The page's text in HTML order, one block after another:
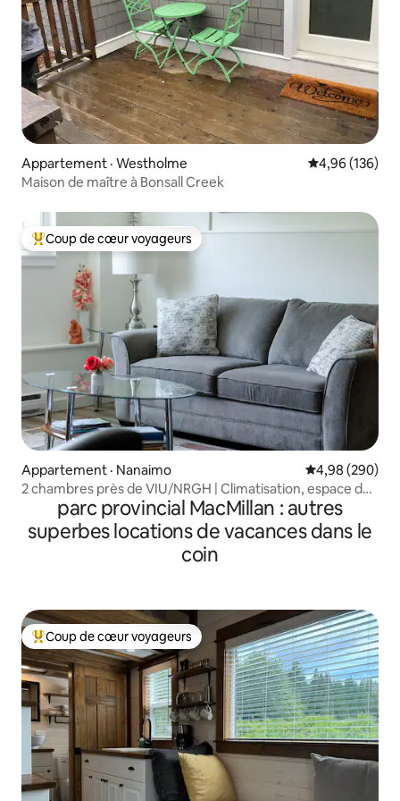
Appartement · Westholme Note
4,96 (136)
Maison de maître à Bonsall Creek
Coup de cœur voyageurs parmi les plus aimés
Coup de cœur voyageurs
Appartement · Nanaimo Note
4,98 (290)
2 chambres près de VIU/NRGH | Climatisation, espace de
travail, cuisine
parc provincial MacMillan : autres
superbes locations de vacances dans le
coin
Coup de cœur voyageurs parmi les plus aimés
Coup de cœur voyageurs